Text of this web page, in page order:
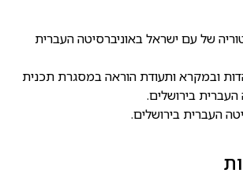
של עם ישראל באוניברסיטה העברית
ובמקרא ותעודת הוראה במסגרת תכנית
העברית בירושלים.
העברית בירושלים.